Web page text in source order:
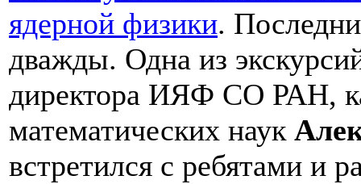
ядерной физики.
дважды. Одна из
директора ИЯФ СО РАН,
математических наук
встретился с ребятами и